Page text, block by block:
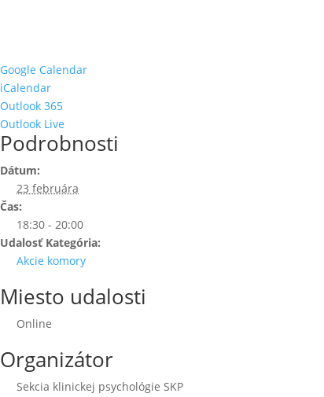
Google Calendar
iCalendar
Outlook 365
Outlook Live
Podrobnosti
Dátum:
23 februára
Čas:
18:30 - 20:00
Udalosť Kategória:
Akcie komory
Miesto udalosti
Online
Organizátor
Sekcia klinickej psychológie SKP